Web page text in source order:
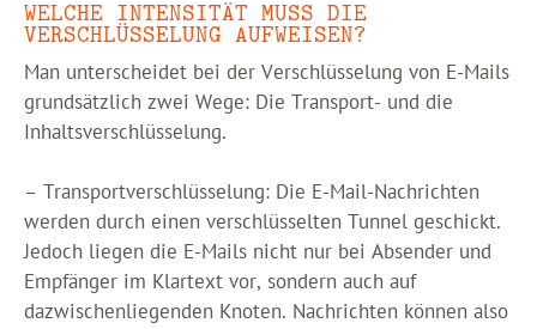
WELCHE INTENSITÄT MUSS DIE
VERSCHLÜSSELUNG AUFWEISEN?
Man unterscheidet bei der Verschlüsselung von E-Mails
grundsätzlich zwei Wege: Die Transport- und die
Inhaltsverschlüsselung.
– Transportverschlüsselung: Die E-Mail-Nachrichten
werden durch einen verschlüsselten Tunnel geschickt.
Jedoch liegen die E-Mails nicht nur bei Absender und
Empfänger im Klartext vor, sondern auch auf
dazwischenliegenden Knoten. Nachrichten können also